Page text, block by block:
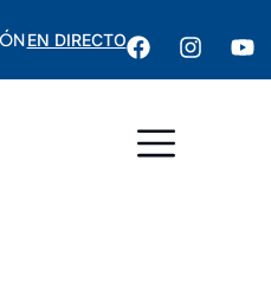
EN DIRECTO